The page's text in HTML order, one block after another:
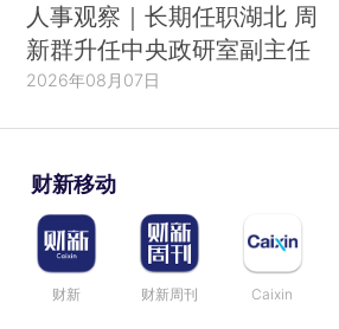
人事观察｜长期任职湖北 周
新群升任中央政研室副主任
2026年08月07日
财新移动
财新 财新周刊 Caixin